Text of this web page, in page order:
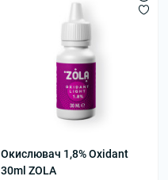
Окислювач 1,8% Oxidant
30ml ZOLA